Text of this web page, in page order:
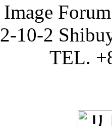
Image
2-10-2
TEL.